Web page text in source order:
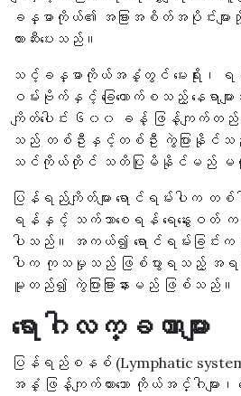
ခန္ဓာကိုယ်၏ အခြားအစိတ်အပိုင်းများသို့
တားဆီးပေးသည်။
သင့်ခန္ဓာကိုယ်အနှံ့တွင် မေးရိုး၊ ရ
ဝမ်းဗိုက်နှင့် ခြေထောက်စသည့် နေရာမ
ကျိတ်ပေါင်း ၆၀၀ ခန့် ဖြန့်ကျက်တ
သည် တစ်ဦးနှင့်တစ်ဦး ကွဲပြားနိုင်သ
သင်ကိုယ်တိုင် သတိပြုမိနိုင်မည် မ
ပြန်ရည်ကျိတ်များ ရောင်ရမ်းပါက
ရန်နှင့် သက်သာစေရန် ရေနွေးဝတ် က
ပါသည်။ အကယ်၍ ရောင်ရမ်းခြင်းက ကူး
ပါက ကုသမှုသည် ဖြစ်ပွားရသည့် အရင်း
မူတည်၍ ကွဲပြားခြားနားမည် ဖြစ်သည်။
ရောဂါလက္ခဏာများ
ပြန်ရည်စနစ် (Lymphatic
အနှံ့ ဖြန့်ကျက်ထားသော ကိုယ်အင်္ဂါများ၊ သွ